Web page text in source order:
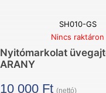
SH010-GS
Nincs raktáron
Nyitómarkolat
ARANY
10 000 Ft (nettó)